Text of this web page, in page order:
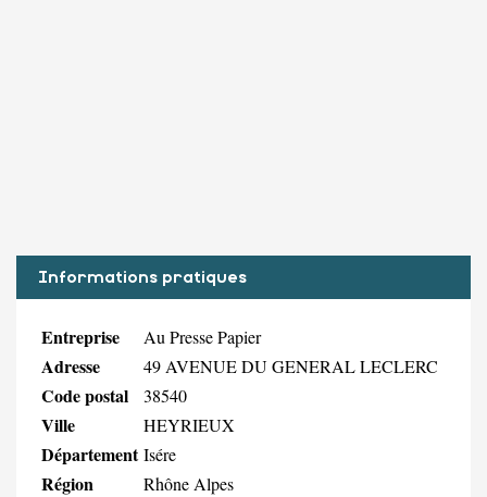
Informations pratiques
Entreprise Au Presse Papier
Adresse 49 AVENUE DU GENERAL LECLERC
Code postal 38540
Ville HEYRIEUX
Département Isére
Région Rhône Alpes